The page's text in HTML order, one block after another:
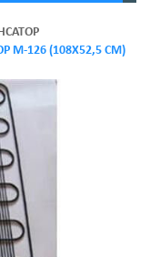
М-126 (108Х52,5 СМ)